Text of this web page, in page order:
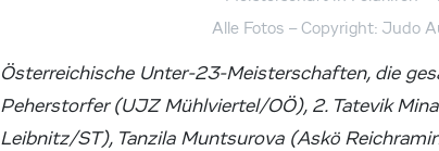
Alle Fotos – Copyright: Judo
Österreichische Unter-23-Meisterschaften, die
Peherstorfer (UJZ Mühlviertel/OÖ), 2. Tatevik
Leibnitz/ST), Tanzila Muntsurova (Askö